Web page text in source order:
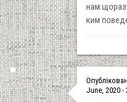
нам
ким
June, 2020 -